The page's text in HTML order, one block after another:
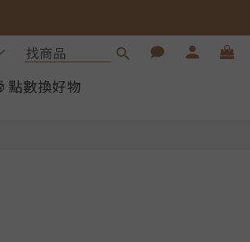
點數換好物